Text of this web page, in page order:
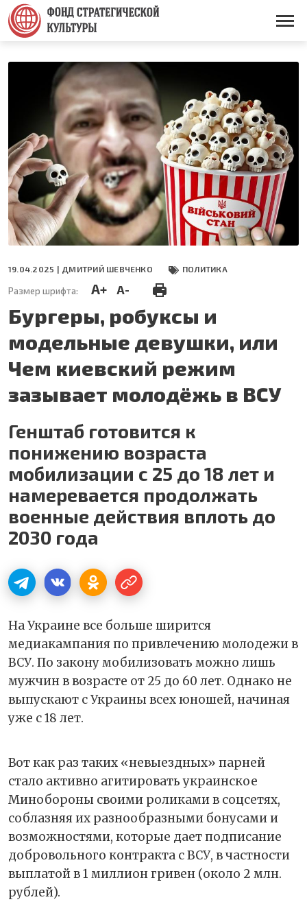
Перейти
основному
содержанию
Основная
19.04.2025 | ДМИТРИЙ ШЕВЧЕНКО ПОЛИТИКА
Размер шрифта: A+ A-
Бургеры, робуксы и
модельные девушки, или
Чем киевский режим
зазывает молодёжь в ВСУ
Генштаб готовится к
понижению возраста
мобилизации с 25 до 18 лет и
намеревается продолжать
военные действия вплоть до
2030 года
На Украине все больше ширится
медиакампания по привлечению молодежи в
ВСУ. По закону мобилизовать можно лишь
мужчин в возрасте от 25 до 60 лет. Однако не
выпускают с Украины всех юношей, начиная
уже с 18 лет.
Вот как раз таких «невыездных» парней
стало активно агитировать украинское
Минобороны своими роликами в соцсетях,
соблазняя их разнообразными бонусами и
возможностями, которые дает подписание
добровольного контракта с ВСУ, в частности
выплатой в 1 миллион гривен (около 2 млн.
рублей).